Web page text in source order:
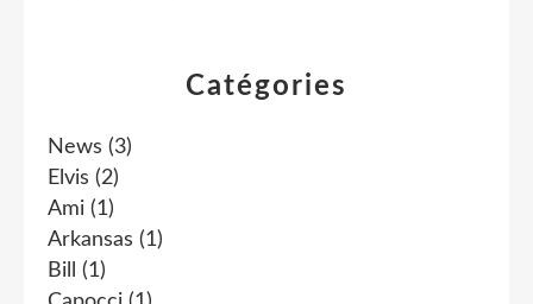
Catégories
News (3)
Elvis (2)
Ami (1)
Arkansas (1)
Bill
(1)